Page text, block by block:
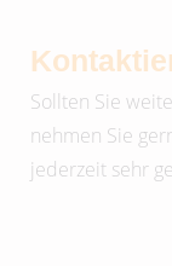
Sollten Sie
nehmen Sie
jederzeit sehr